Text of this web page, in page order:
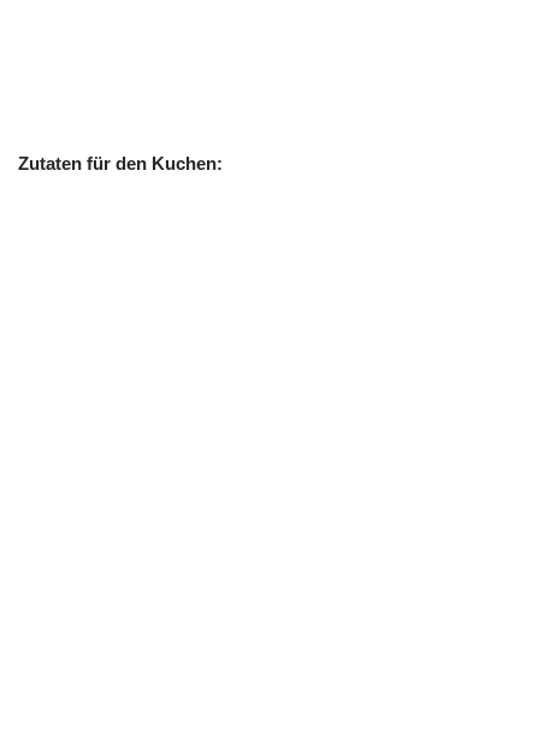
Zutaten für den Kuchen: